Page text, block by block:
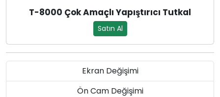
T-8000 Çok Amaçlı Yapıştırıcı Tutkal
Satın Al
Ekran Değişimi
Ön Cam Değişimi